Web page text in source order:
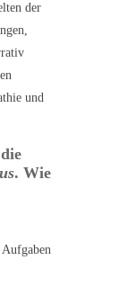
der
und
. Wie